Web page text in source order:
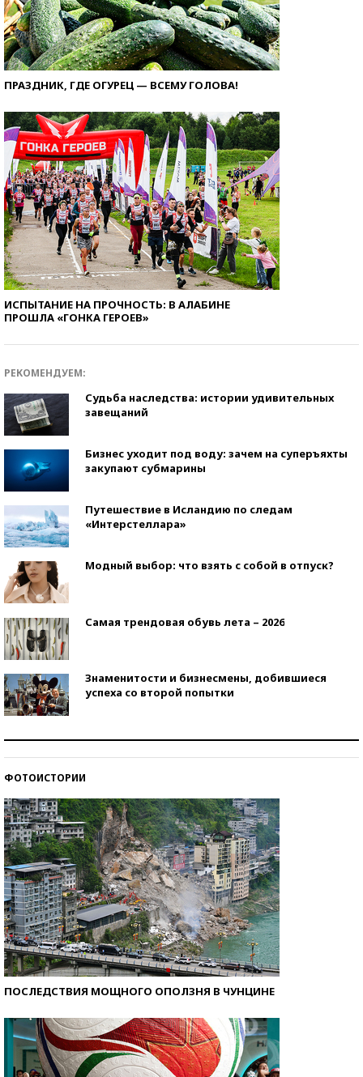
ПРАЗДНИК, ГДЕ ОГУРЕЦ — ВСЕМУ ГОЛОВА!
ИСПЫТАНИЕ НА ПРОЧНОСТЬ: В АЛАБИНЕ
ПРОШЛА «ГОНКА ГЕРОЕВ»
РЕКОМЕНДУЕМ:
Судьба наследства: истории удивительных
завещаний
Бизнес уходит под воду: зачем на суперъяхты
закупают субмарины
Путешествие в Исландию по следам
«Интерстеллара»
Модный выбор: что взять с собой в отпуск?
Самая трендовая обувь лета – 2026
Знаменитости и бизнесмены, добившиеся
успеха со второй попытки
ФОТОИСТОРИИ
ПОСЛЕДСТВИЯ МОЩНОГО ОПОЛЗНЯ В ЧУНЦИНЕ